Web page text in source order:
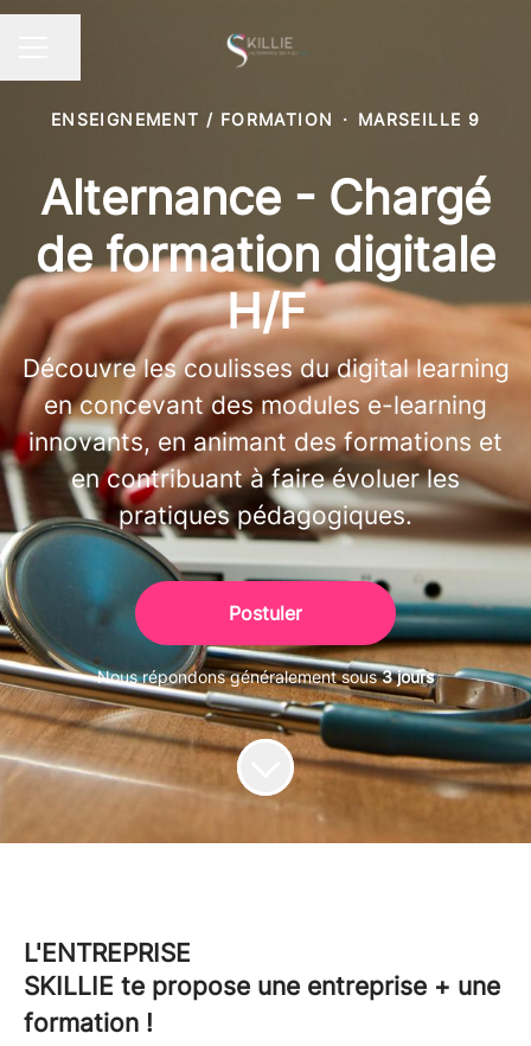
ENSEIGNEMENT / FORMATION · MARSEILLE 9
Alternance - Chargé
de formation digitale
H/F
Découvre les coulisses du digital learning
en concevant des modules e-learning
innovants, en animant des formations et
en contribuant à faire évoluer les
pratiques pédagogiques.
Postuler
Nous répondons généralement sous3 jours
L'ENTREPRISE
SKILLIE te propose une entreprise + une
formation !